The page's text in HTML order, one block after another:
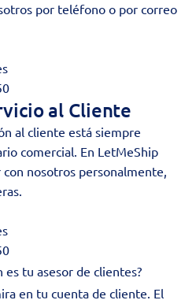
por teléfono o por correo
al Cliente
al cliente está siempre
comercial. En LetMeShip
nosotros personalmente,
es tu asesor de clientes?
en tu cuenta de cliente. El